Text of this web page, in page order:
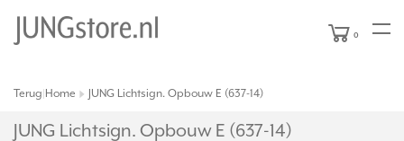
0
Terug Home JUNG Lichtsign. Opbouw E (637-14)
JUNG Lichtsign. Opbouw E (637-14)